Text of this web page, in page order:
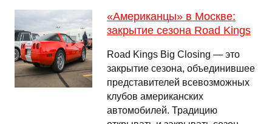
«Американцы» в Москве:
закрытие сезона Road Kings
Road Kings Big Closing — это
закрытие сезона, объединившее
представителей всевозможных
клубов американских
автомобилей. Традицию